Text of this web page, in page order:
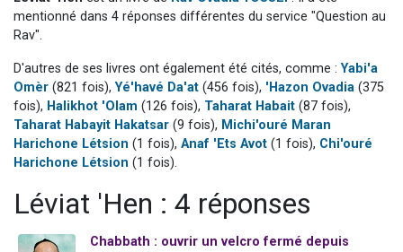
3 personnes viennent de nous rejoindre sur WhatsApp
8 personnes viennent de faire un don pour Tsédaka : pauvres d'Israel
Nouvelle émission radio : Visions de grandeur n°104 : Le Chabbath et le Birkat Hamazone à travers le temps
mentionné dans 4 réponses différentes du service "Question au
Rav".
D'autres de ses livres ont également été cités, comme : Yabi'a
Omèr (821 fois), Yé'havé Da'at (456 fois), 'Hazon Ovadia (375
fois), Halikhot 'Olam (126 fois), Taharat Habait (87 fois),
Taharat Habayit Hakatsar (9 fois), Michi'ouré Maran
Harichone Létsion (1 fois), Anaf 'Ets Avot (1 fois), Chi'ouré
Harichone Létsion (1 fois).
Léviat 'Hen : 4 réponses
Chabbath : ouvrir un velcro fermé depuis